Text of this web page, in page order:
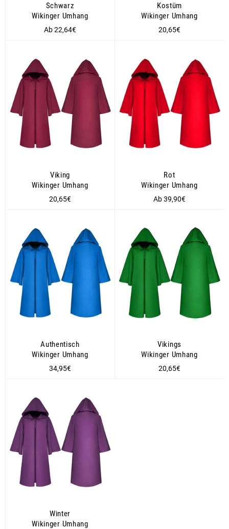
Schwarz
Wikinger Umhang
Ab 22,64€
Kostüm
Wikinger Umhang
Normaler
20,65€
Viking
Wikinger Umhang
Normaler
20,65€
Rot
Wikinger Umhang
Ab 39,90€
Authentisch
Wikinger Umhang
Normaler
34,95€
Vikings
Wikinger Umhang
Normaler
20,65€
Winter
Wikinger Umhang